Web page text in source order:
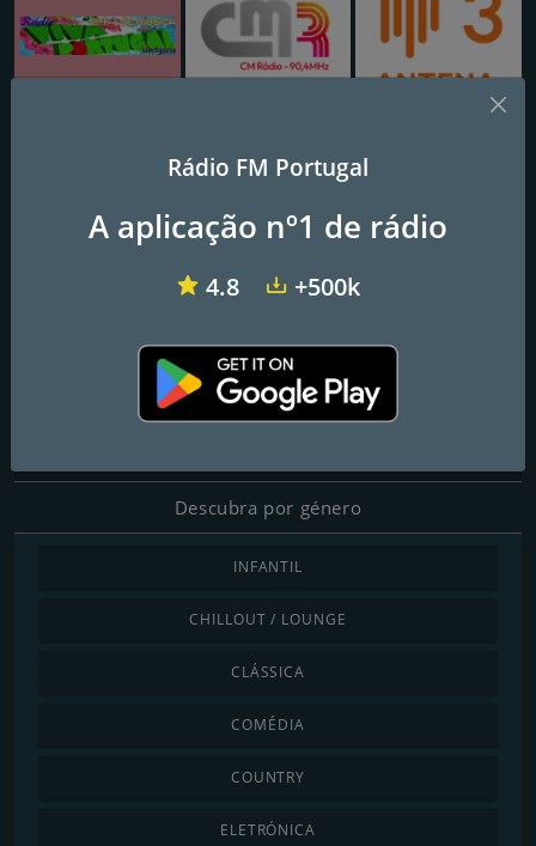
Record FM
Frequências FM
Contactos
Descubra por género
INFANTIL
CHILLOUT / LOUNGE
CLÁSSICA
COMÉDIA
COUNTRY
ELETRÓNICA
Rádio FM Portugal
A aplicação nº1 de rádio
4.8 +500k